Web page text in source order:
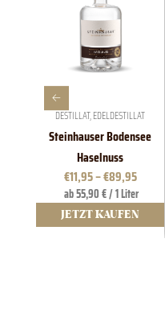
DESTILLAT,EDELDESTILLAT
Steinhauser Bodensee
Haselnuss
€11,95–€89,95
ab 55,90 € / 1 Liter
JETZT KAUFEN